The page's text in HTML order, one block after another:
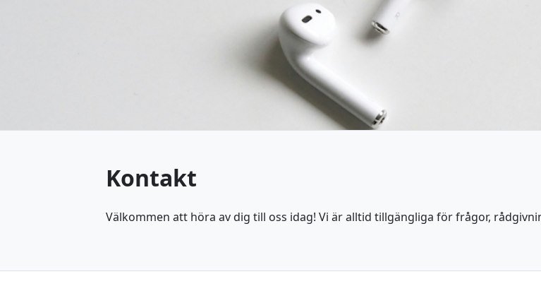
Kontakt
Välkommen att höra av dig till oss idag! Vi är alltid tillgängliga för frågor,